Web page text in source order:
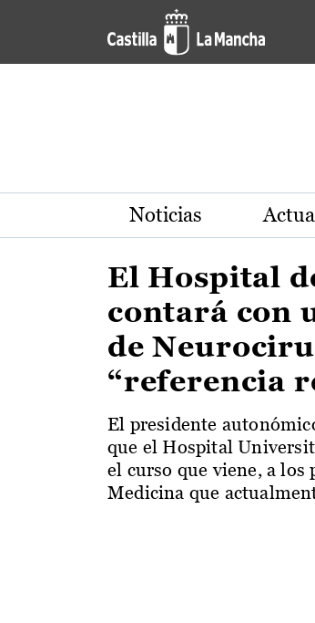
Pasar al contenido principal
Actualidad de la
Noticias
El Hospital
contará con
de
“referencia
El presidente
que el Hospital
el curso que viene, a los
Medicina que